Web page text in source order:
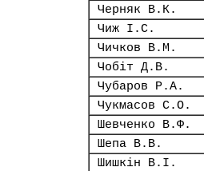
Черняк В.К.
Чиж І.С.
Чичков В.М.
Чобіт Д.В.
Чубаров Р.А.
Чукмасов С.О.
Шевченко В.Ф.
Шепа В.В.
Шишкін В.І.